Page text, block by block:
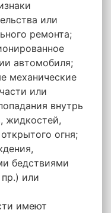
или
ремонта;
автомобиля;
механические
или
внутрь
жидкостей,
огня;
бедствиями
или
имеют